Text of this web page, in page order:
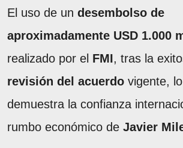
El uso de un desembolso de
aproximadamente USD 1.000
realizado por el FMI, tras la
revisión del acuerdo vigente,
demuestra la confianza
rumbo económico de Javier